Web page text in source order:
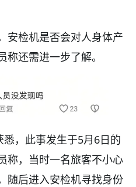
安检机是否会对人身体产
还需进一步了解。
，此事发生于5月6日的
称，当时一名旅客不小心
随后进入安检机寻找身份